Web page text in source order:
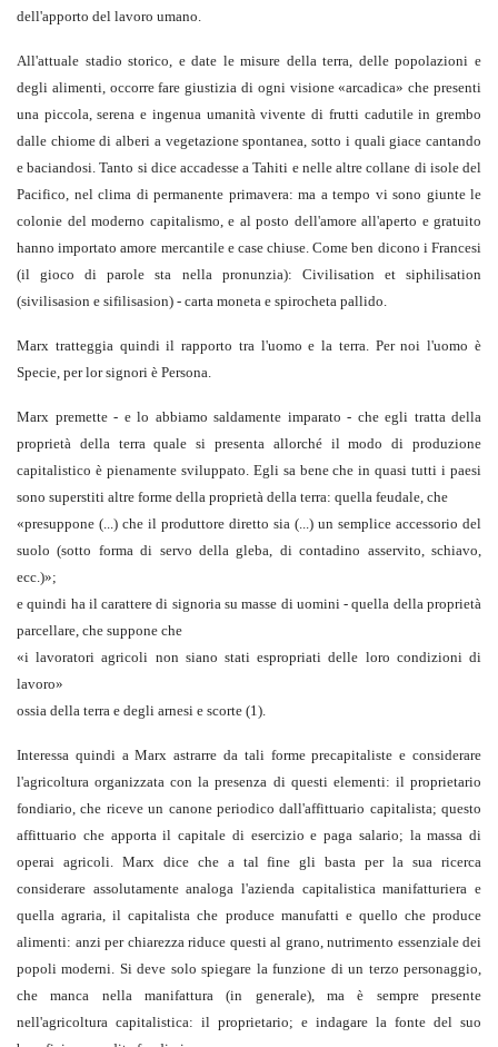
dell'apporto del lavoro umano.
All'attuale stadio storico, e date le misure della terra, delle popolazioni e
degli alimenti, occorre fare giustizia di ogni visione «arcadica» che presenti
una piccola, serena e ingenua umanità vivente di frutti cadutile in grembo
dalle chiome di alberi a vegetazione spontanea, sotto i quali giace cantando
e baciandosi. Tanto si dice accadesse a Tahiti e nelle altre collane di isole del
Pacifico, nel clima di permanente primavera: ma a tempo vi sono giunte le
colonie del moderno capitalismo, e al posto dell'amore all'aperto e gratuito
hanno importato amore mercantile e case chiuse. Come ben dicono i Francesi
(il gioco di parole sta nella pronunzia): Civilisation et siphilisation
(sivilisasion e sifilisasion) - carta moneta e spirocheta pallido.
Marx tratteggia quindi il rapporto tra l'uomo e la terra. Per noi l'uomo è
Specie, per lor signori è Persona.
Marx premette - e lo abbiamo saldamente imparato - che egli tratta della
proprietà della terra quale si presenta allorché il modo di produzione
capitalistico è pienamente sviluppato. Egli sa bene che in quasi tutti i paesi
sono superstiti altre forme della proprietà della terra: quella feudale, che
«presuppone (...) che il produttore diretto sia (...) un semplice accessorio del
suolo (sotto forma di servo della gleba, di contadino asservito, schiavo,
ecc.)»;
e quindi ha il carattere di signoria su masse di uomini - quella della proprietà
parcellare, che suppone che
«i lavoratori agricoli non siano stati espropriati delle loro condizioni di
lavoro»
ossia della terra e degli arnesi e scorte (1).
Interessa quindi a Marx astrarre da tali forme precapitaliste e considerare
l'agricoltura organizzata con la presenza di questi elementi: il proprietario
fondiario, che riceve un canone periodico dall'affittuario capitalista; questo
affittuario che apporta il capitale di esercizio e paga salario; la massa di
operai agricoli. Marx dice che a tal fine gli basta per la sua ricerca
considerare assolutamente analoga l'azienda capitalistica manifatturiera e
quella agraria, il capitalista che produce manufatti e quello che produce
alimenti: anzi per chiarezza riduce questi al grano, nutrimento essenziale dei
popoli moderni. Si deve solo spiegare la funzione di un terzo personaggio,
che manca nella manifattura (in generale), ma è sempre presente
nell'agricoltura capitalistica: il proprietario; e indagare la fonte del suo